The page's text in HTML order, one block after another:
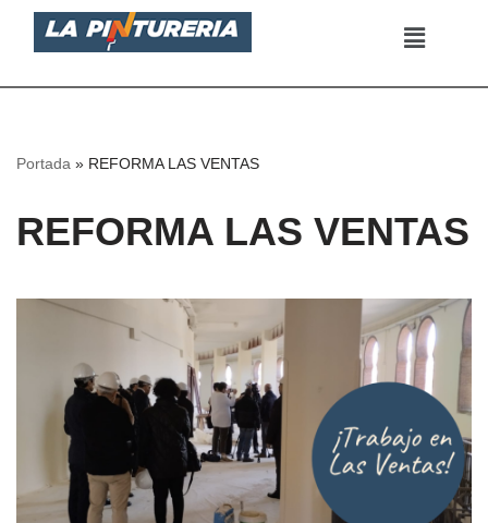
Saltar
al
Portada » REFORMA LAS VENTAS
REFORMA LAS VENTAS